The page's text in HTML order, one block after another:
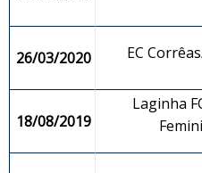
26/03/2020 EC
18/08/2019
Laginha